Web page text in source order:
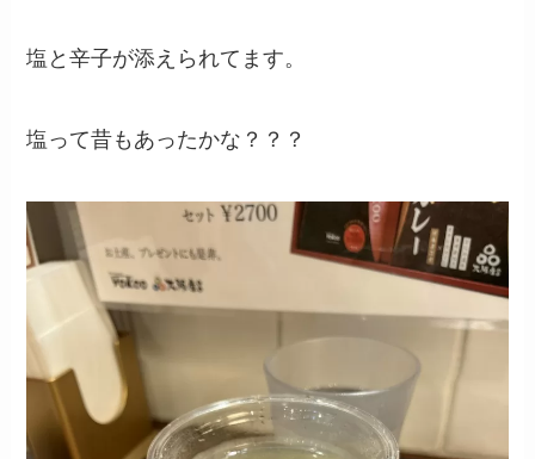
塩と辛子が添えられてます。
塩って昔もあったかな？？？